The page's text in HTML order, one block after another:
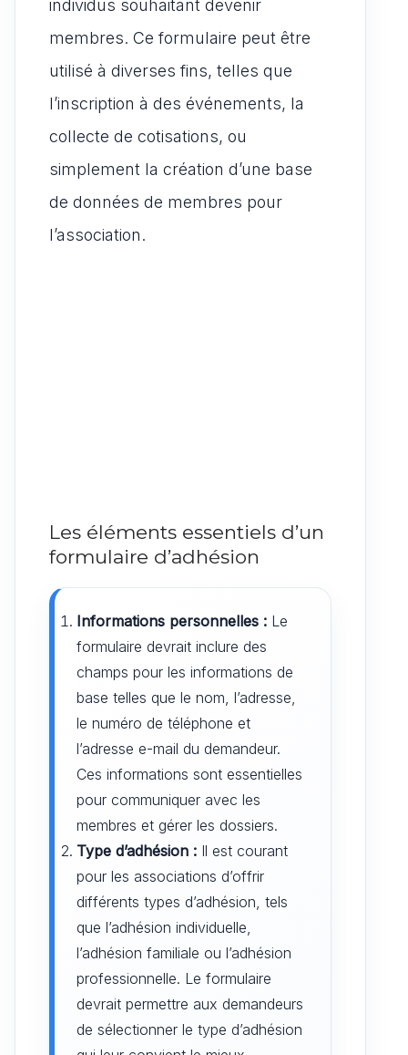
individus souhaitant devenir
membres. Ce formulaire peut être
utilisé à diverses fins, telles que
l’inscription à des événements, la
collecte de cotisations, ou
simplement la création d’une base
de données de membres pour
l’association.
Les éléments essentiels d’un
formulaire d’adhésion
Informations personnelles : Le
formulaire devrait inclure des
champs pour les informations de
base telles que le nom, l’adresse,
le numéro de téléphone et
l’adresse e-mail du demandeur.
Ces informations sont essentielles
pour communiquer avec les
membres et gérer les dossiers.
Type d’adhésion : Il est courant
pour les associations d’offrir
différents types d’adhésion, tels
que l’adhésion individuelle,
l’adhésion familiale ou l’adhésion
professionnelle. Le formulaire
devrait permettre aux demandeurs
de sélectionner le type d’adhésion